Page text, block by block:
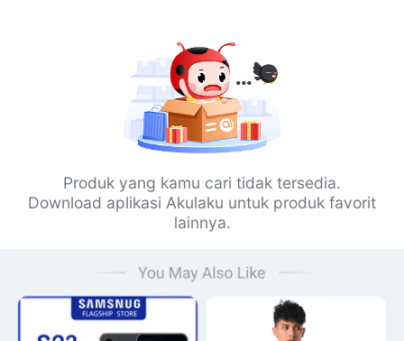
Produk yang kamu cari tidak tersedia.
Download aplikasi Akulaku untuk produk favorit
lainnya.